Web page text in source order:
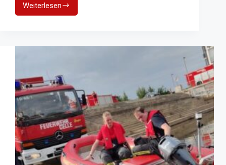
WeiterlesenScheunen-
Großbrand
Feuer